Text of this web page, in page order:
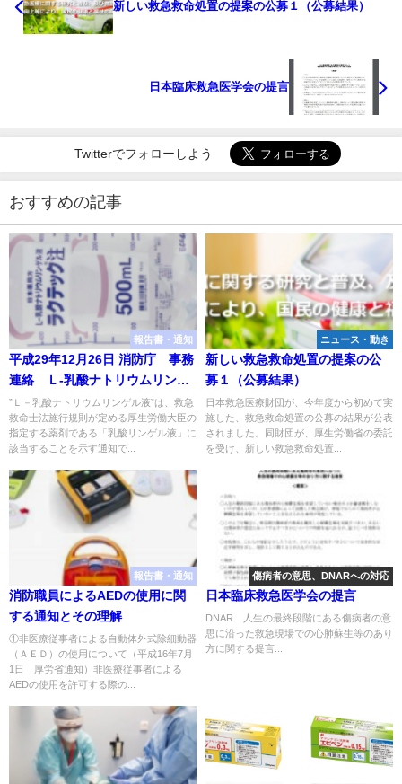
新しい救急救命処置の提案の公募１（公募結果）
日本臨床救急医学会の提言
Twitterでフォローしよう
おすすめの記事
報告書・通知
平成29年12月26日 消防庁 事務
連絡 Ｌ-乳酸ナトリウムリンゲ
ル液の取扱いについて
”Ｌ－乳酸ナトリウムリンゲル液”は、救急
救命士法施行規則が定める厚生労働大臣の
指定する薬剤である「乳酸リンゲル液」に
該当することを示す通知で...
ニュース・動き
新しい救急救命処置の提案の公
募１（公募結果）
日本救急医療財団が、今年度から初めて実
施した、救急救命処置の公募の結果が公表
されました。同財団が、厚生労働省の委託
を受け、新しい救急救命処置...
報告書・通知
消防職員によるAEDの使用に関
する通知とその理解
①非医療従事者による自動体外式除細動器
（ＡＥＤ）の使用について（平成16年7月
1日 厚労省通知）非医療従事者による
AEDの使用を許可する際の...
傷病者の意思、DNARへの対応
日本臨床救急医学会の提言
DNAR 人生の最終段階にある傷病者の意
思に沿った救急現場での心肺蘇生等のあり
方に関する提言...